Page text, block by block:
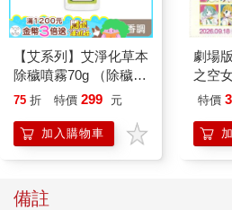
【艾系列】艾淨化草本
除穢噴霧70g （除穢/
平安/淨化/艾草/芙蓉/
另有多瓶組優惠賣場
75 折 特價 299 元
加入購物車
劇場
之空
樂部
組
特價
備註